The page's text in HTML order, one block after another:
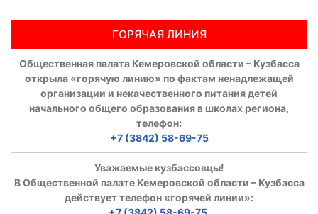
ГОРЯЧАЯ ЛИНИЯ
Общественная палата Кемеровской области – Кузбасса
открыла «горячую линию» по фактам ненадлежащей
организации и некачественного питания детей
начального общего образования в школах региона,
телефон:
+7 (3842) 58-69-75
Уважаемые кузбассовцы!
В Общественной палате Кемеровской области – Кузбасса
действует телефон «горячей линии»: